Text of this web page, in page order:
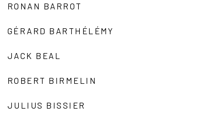
RONAN BARROT
GÉRARD BARTHÉLÉMY
JACK BEAL
ROBERT BIRMELIN
JULIUS BISSIER